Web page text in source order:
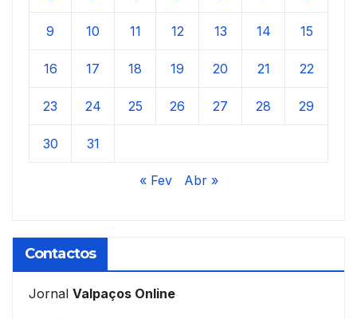
9 10 11 12 13 14 15
16 17 18 19 20 21 22
23 24 25 26 27 28 29
30 31
« Fev Abr »
Contactos
Jornal Valpaços Online